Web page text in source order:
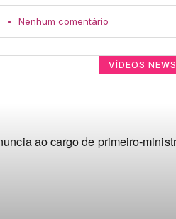
Nenhum comentário
VÍDEOS NEWS